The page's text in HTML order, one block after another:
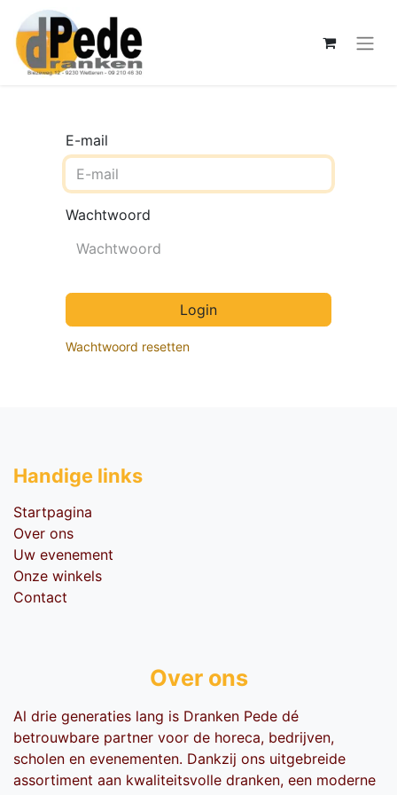
E-mail
Wachtwoord
Login
Wachtwoord resetten
Handige li​nks
Startpagina
Over ons
Uw evenement
Onze winkels
Contact
Over ons
Al drie generaties lang is Dranken Pede dé
betrouwbare partner voor de horeca, bedrijven,
scholen en evenementen. Dankzij ons uitgebreide
assortiment aan kwaliteitsvolle dranken, een moderne